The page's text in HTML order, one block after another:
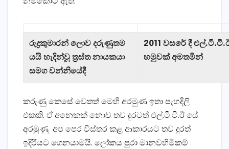
රුද්‍රකුමාරන් ලොව දරුණුතම
යයි හැදින්වූ ත්‍රස්ත නායකයා
සමග වන්නියේදී
2011 වසරේ දී
හමුවක් අමතමින්
කරුණු කෙසේ වෙතත් මෙහි අරමුණ ඉතා පැහදිලි
එකකි. ඒ අනෙකක් නොව තව දුරටත් එල්.ටී.ටී.ඊ යේ
අරමුණු අප පෙර විස්තර කළ ආකාරයට තව දුරත්
ඉදිරියට ගෙනයාමයි. ලෝකය පුරා මානවහිමිකම්